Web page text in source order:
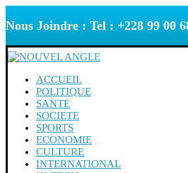
Nous Joindre : Tel : +228 99 00
ACCUEIL
POLITIQUE
SANTE
SOCIETE
SPORTS
ECONOMIE
CULTURE
INTERNATIONAL